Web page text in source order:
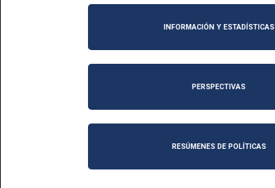
INFORMACIÓN Y ESTADÍSTICAS
PERSPECTIVAS
RESÚMENES DE POLÍTICAS